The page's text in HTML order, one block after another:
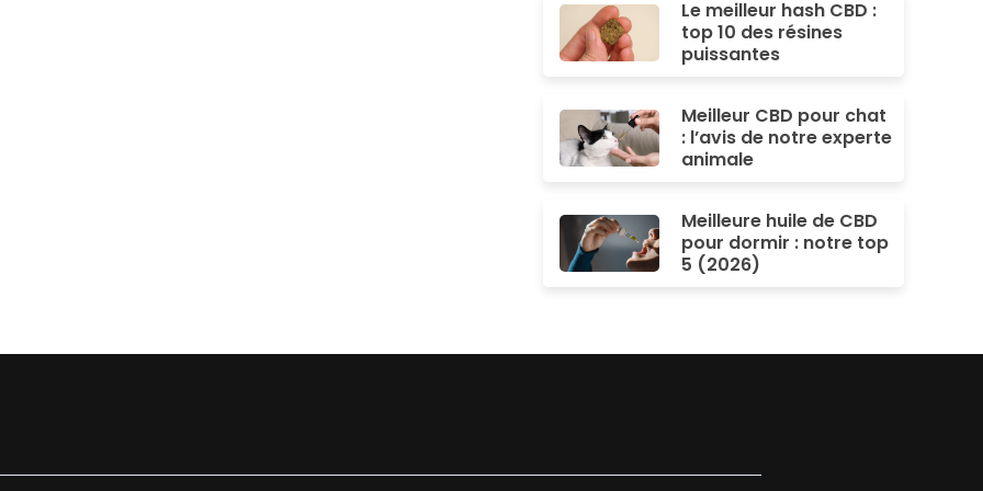
Le meilleur hash CBD :
top 10 des résines
puissantes
Meilleur CBD pour chat
: l’avis de notre experte
animale
Meilleure huile de CBD
pour dormir : notre top
5 (2026)